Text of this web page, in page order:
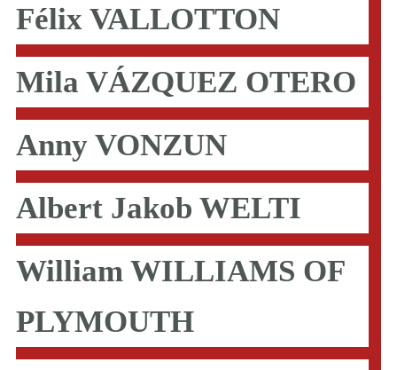
Félix VALLOTTON
Mila VÁZQUEZ OTERO
Anny VONZUN
Albert Jakob WELTI
William WILLIAMS OF
PLYMOUTH